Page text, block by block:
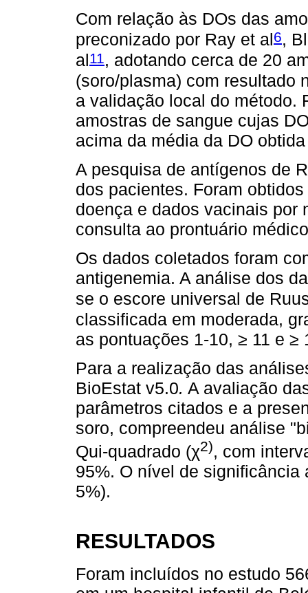
Com relação às DOs das
preconizado por Ray et al6,
al 11 , adotando cerca de 20
(soro/plasma) com resultado
a validação local do método.
amostras de sangue cujas
acima da média da DO
A pesquisa de antígenos de
dos pacientes. Foram
doença e dados vacinais por
consulta ao prontuário
Os dados coletados foram
antigenemia. A análise dos
se o escore universal de
classificada em moderada,
as pontuações 1-10, ≥ 11 e ≥
Para a realização das
BioEstat v5.0. A avaliação
parâmetros citados e a
soro, compreendeu análise
Qui-quadrado (χ2), com
95%. O nível de
5%).
RESULTADOS
Foram incluídos no estudo